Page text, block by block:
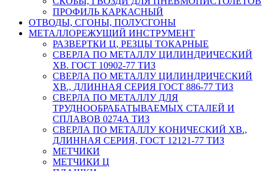
ПРОФИЛЬ КАРКАСНЫЙ
ОТВОДЫ, СГОНЫ, ПОЛУСГОНЫ
МЕТАЛЛОРЕЖУЩИЙ ИНСТРУМЕНТ
РАЗВЕРТКИ Ц, РЕЗЦЫ ТОКАРНЫЕ
СВЕРЛА ПО МЕТАЛЛУ ЦИЛИНДРИЧЕСКИЙ
ХВ. ГОСТ 10902-77 ТИЗ
СВЕРЛА ПО МЕТАЛЛУ ЦИЛИНДРИЧЕСКИЙ
ХВ., ДЛИННАЯ СЕРИЯ ГОСТ 886-77 ТИЗ
СВЕРЛА ПО МЕТАЛЛУ ДЛЯ
ТРУДНООБРАБАТЫВАЕМЫХ СТАЛЕЙ И
СПЛАВОВ 0274А ТИЗ
СВЕРЛА ПО МЕТАЛЛУ КОНИЧЕСКИЙ ХВ.,
ДЛИННАЯ СЕРИЯ, ГОСТ 12121-77 ТИЗ
МЕТЧИКИ
МЕТЧИКИ Ц